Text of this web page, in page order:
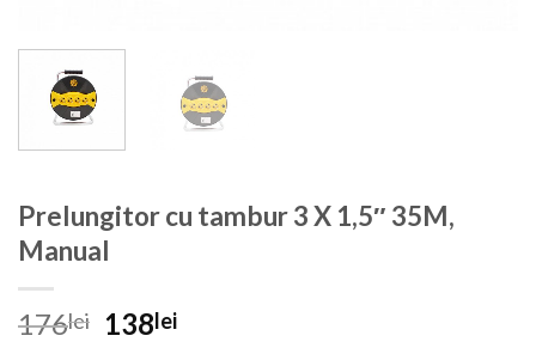
Prelungitor cu tambur 3 X 1,5″ 35M,
Manual
176lei
Prețul
138leiPrețul